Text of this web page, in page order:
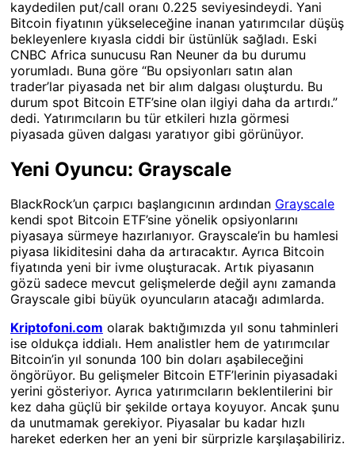
kaydedilen put/call oranı 0.225 seviyesindeydi. Yani
Bitcoin fiyatının yükseleceğine inanan yatırımcılar düşüş
bekleyenlere kıyasla ciddi bir üstünlük sağladı. Eski
CNBC Africa sunucusu Ran Neuner da bu durumu
yorumladı. Buna göre “Bu opsiyonları satın alan
trader’lar piyasada net bir alım dalgası oluşturdu. Bu
durum spot Bitcoin ETF’sine olan ilgiyi daha da artırdı.”
dedi. Yatırımcıların bu tür etkileri hızla görmesi
piyasada güven dalgası yaratıyor gibi görünüyor.
Yeni Oyuncu: Grayscale
BlackRock’un çarpıcı başlangıcının ardından Grayscale
kendi spot Bitcoin ETF’sine yönelik opsiyonlarını
piyasaya sürmeye hazırlanıyor. Grayscale’in bu hamlesi
piyasa likiditesini daha da artıracaktır. Ayrıca Bitcoin
fiyatında yeni bir ivme oluşturacak. Artık piyasanın
gözü sadece mevcut gelişmelerde değil aynı zamanda
Grayscale gibi büyük oyuncuların atacağı adımlarda.
Kriptofoni.com olarak baktığımızda yıl sonu tahminleri
ise oldukça iddialı. Hem analistler hem de yatırımcılar
Bitcoin’in yıl sonunda 100 bin doları aşabileceğini
öngörüyor. Bu gelişmeler Bitcoin ETF’lerinin piyasadaki
yerini gösteriyor. Ayrıca yatırımcıların beklentilerini bir
kez daha güçlü bir şekilde ortaya koyuyor. Ancak şunu
da unutmamak gerekiyor. Piyasalar bu kadar hızlı
hareket ederken her an yeni bir sürprizle karşılaşabiliriz.